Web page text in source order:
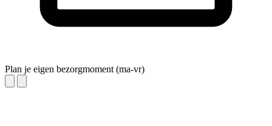
Plan je eigen bezorgmoment (ma-vr)